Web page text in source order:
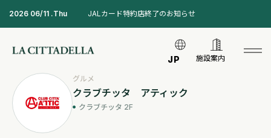
2026 06/11 .Thu JALカード特約店終了のお知らせ
JP 施設案内
グルメ
クラブチッタ アティック
クラブチッタ 2F